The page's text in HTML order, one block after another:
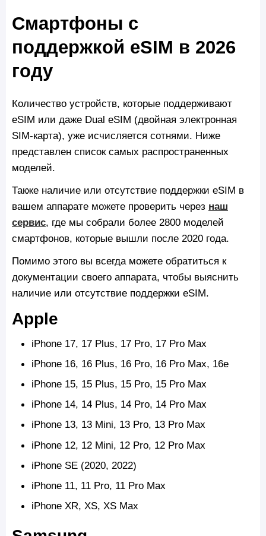
Смартфоны с
поддержкой eSIM в 2026
году
Количество устройств, которые поддерживают
eSIM или даже Dual eSIM (двойная электронная
SIM-карта), уже исчисляется сотнями. Ниже
представлен список самых распространенных
моделей.
Также наличие или отсутствие поддержки eSIM в
вашем аппарате можете проверить через наш
сервис, где мы собрали более 2800 моделей
смартфонов, которые вышли после 2020 года.
Помимо этого вы всегда можете обратиться к
документации своего аппарата, чтобы выяснить
наличие или отсутствие поддержки eSIM.
Apple
iPhone 17, 17 Plus, 17 Pro, 17 Pro Max
iPhone 16, 16 Plus, 16 Pro, 16 Pro Max, 16e
iPhone 15, 15 Plus, 15 Pro, 15 Pro Max
iPhone 14, 14 Plus, 14 Pro, 14 Pro Max
iPhone 13, 13 Mini, 13 Pro, 13 Pro Max
iPhone 12, 12 Mini, 12 Pro, 12 Pro Max
iPhone SE (2020, 2022)
iPhone 11, 11 Pro, 11 Pro Max
iPhone XR, XS, XS Max